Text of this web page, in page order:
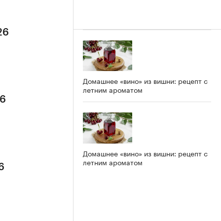
Домашнее «вино» из вишни: рецепт с
летним ароматом
Домашнее «вино» из вишни: рецепт с
летним ароматом